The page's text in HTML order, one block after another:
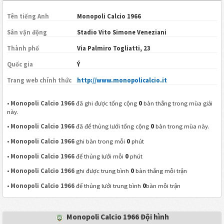
Tên tiếng Anh Monopoli Calcio 1966
Sân vận động Stadio Vito Simone Veneziani
Thành phố Via Palmiro Togliatti, 23
Quốc gia Ý
Trang web chính thức http://www.monopolicalcio.it
• Monopoli Calcio 1966 đã ghi được tổng cộng 0 bàn thắng trong mùa giải
này.
• Monopoli Calcio 1966 đã để thủng lưới tổng cộng 0 bàn trong mùa này.
• Monopoli Calcio 1966 ghi bàn trong mỗi 0 phút
• Monopoli Calcio 1966 để thủng lưới mỗi 0 phút
• Monopoli Calcio 1966 ghi được trung bình 0 bàn thắng mỗi trận
• Monopoli Calcio 1966 để thủng lưới trung bình 0bàn mỗi trận
Monopoli Calcio 1966 Đội hình